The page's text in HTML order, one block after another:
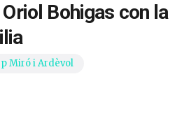
Bohigas con la
Miró i Ardèvol